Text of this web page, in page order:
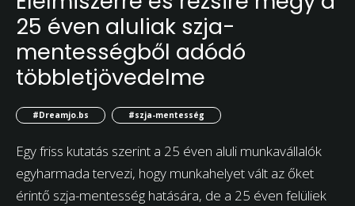
25 éven aluliak szja-
mentességből adódó
többletjövedelme
#Dreamjo.bs #szja-mentesség
Egy friss kutatás szerint a 25 éven aluli munkavállalók
egyharmada tervezi, hogy munkahelyet vált az őket
érintő szja-mentesség hatására, de a 25 éven felüliek